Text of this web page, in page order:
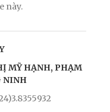
này.
MỸ HẠNH, PHẠM
NINH